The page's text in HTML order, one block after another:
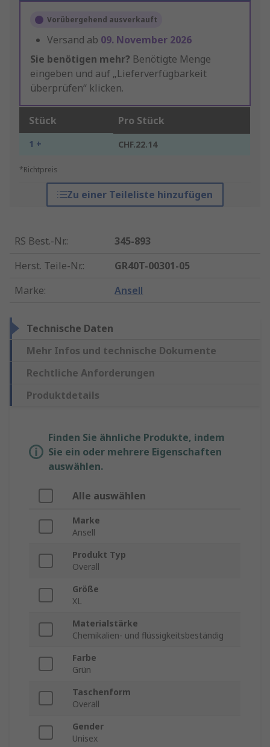
Vorübergehend ausverkauft
Versand ab 09. November 2026
Sie benötigen mehr? Benötigte Menge
eingeben und auf „Lieferverfügbarkeit
überprüfen“ klicken.
Stück Pro Stück
1 + CHF.22.14
*Richtpreis
Zu einer Teileliste hinzufügen
RS Best.-Nr.:
345-893
Herst. Teile-Nr.:
GR40T-00301-05
Marke: Ansell
Technische Daten
Mehr Infos und technische Dokumente
Rechtliche Anforderungen
Produktdetails
Finden Sie ähnliche Produkte, indem
Sie ein oder mehrere Eigenschaften
auswählen.
Alle auswählen
Marke
Ansell
Produkt Typ
Overall
Größe
XL
Materialstärke
Chemikalien- und flüssigkeitsbeständig
Farbe
Grün
Taschenform
Overall
Gender
Unisex